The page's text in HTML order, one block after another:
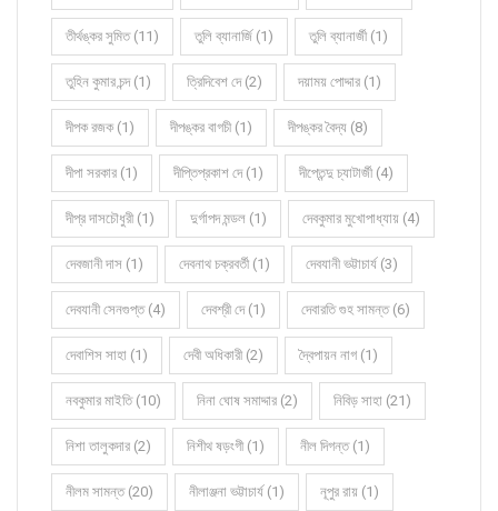
তীর্থঙ্কর সুমিত (11) তুলি ব্যানার্জি (1) তুলি ব্যানার্জী (1)
তুহিন কুমার চন্দ (1) ত্রিদিবেশ দে (2) দয়াময় পোদ্দার (1)
দীপক রজক (1) দীপঙ্কর বাগচী (1) দীপঙ্কর বৈদ্য (8)
দীপা সরকার (1) দীপ্তিপ্রকাশ দে (1) দীপ্তেন্দু চ্যাটার্জী (4)
দীপ্র দাসচৌধুরী (1) দুর্গাপদ মন্ডল (1) দেবকুমার মুখোপাধ্যায় (4)
দেবজানী দাস (1) দেবনাথ চক্রবর্তী (1) দেবযানী ভট্টাচার্য (3)
দেবযানী সেনগুপ্ত (4) দেবশ্রী দে (1) দেবারতি গুহ সামন্ত (6)
দেবাশিস সাহা (1) দেবী অধিকারী (2) দ্বৈপায়ন নাগ (1)
নবকুমার মাইতি (10) নিনা ঘোষ সমাদ্দার (2) নিবিড় সাহা (21)
নিশা তালুকদার (2) নিশীথ ষড়ংগী (1) নীল দিগন্ত (1)
নীলম সামন্ত (20) নীলাঞ্জনা ভট্টাচার্য (1) নূপুর রায় (1)